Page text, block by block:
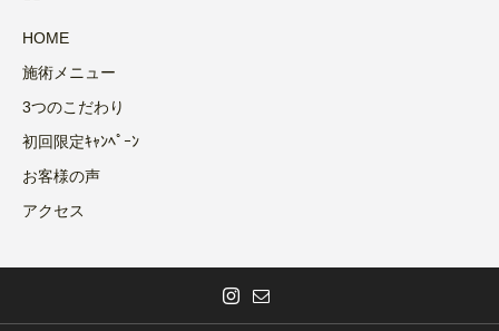
HOME
施術メニュー
3つのこだわり
初回限定ｷｬﾝﾍﾟｰﾝ
お客様の声
アクセス